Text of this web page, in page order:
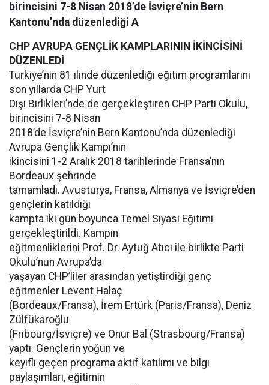
birincisini 7-8 Nisan 2018’de İsviçre’nin Bern
Kantonu’nda düzenlediği A
CHP AVRUPA GENÇLİK KAMPLARININ İKİNCİSİNİ
DÜZENLEDİ
Türkiye’nin 81 ilinde düzenlediği eğitim programlarını
son yıllarda CHP Yurt
Dışı Birlikleri’nde de gerçekleştiren CHP Parti Okulu,
birincisini 7-8 Nisan
2018’de İsviçre’nin Bern Kantonu’nda düzenlediği
Avrupa Gençlik Kampı’nın
ikincisini 1-2 Aralık 2018 tarihlerinde Fransa’nın
Bordeaux şehrinde
tamamladı. Avusturya, Fransa, Almanya ve İsviçre’den
gençlerin katıldığı
kampta iki gün boyunca Temel Siyasi Eğitimi
gerçekleştirildi. Kampın
eğitmenliklerini Prof. Dr. Aytuğ Atıcı ile birlikte Parti
Okulu’nun Avrupa’da
yaşayan CHP’liler arasından yetiştirdiği genç
eğitmenler Levent Halaç
(Bordeaux/Fransa), İrem Ertürk (Paris/Fransa), Deniz
Zülfükaroğlu
(Fribourg/İsviçre) ve Onur Bal (Strasbourg/Fransa)
yaptı. Gençlerin yoğun ve
keyifli geçen programa aktif katılımı ve bilgi
paylaşımları, eğitimin